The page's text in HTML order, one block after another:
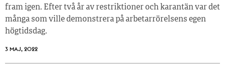
fram igen. Efter två år av restriktioner och karantän var det
många som ville demonstrera på arbetarrörelsens egen
högtidsdag.
3 MAJ, 2022